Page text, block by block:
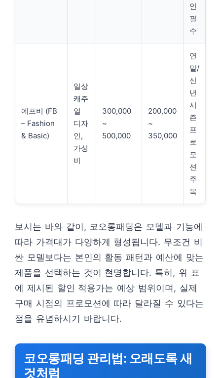
인
필
수
에프비 (FB
– Fashion
& Basic)
일상
캐주
얼
디자
인,
가성
비
300,000
~
500,000
200,000
~
350,000
연
말/
신
년
시
즌
프
로
모
션
주
목
보시는 바와 같이, 코오롱패딩은 모델과 기능에
따라 가격대가 다양하게 형성됩니다. 무조건 비
싼 모델보다는 본인의 활동 패턴과 예산에 맞는
제품을 선택하는 것이 현명합니다. 특히, 위 표
에 제시된 할인 적용가는 예상 범위이며, 실제
구매 시점의 프로모션에 따라 달라질 수 있다는
점을 유념하시기 바랍니다.
코오롱패딩 관리법: 오래도록 새
것처럼